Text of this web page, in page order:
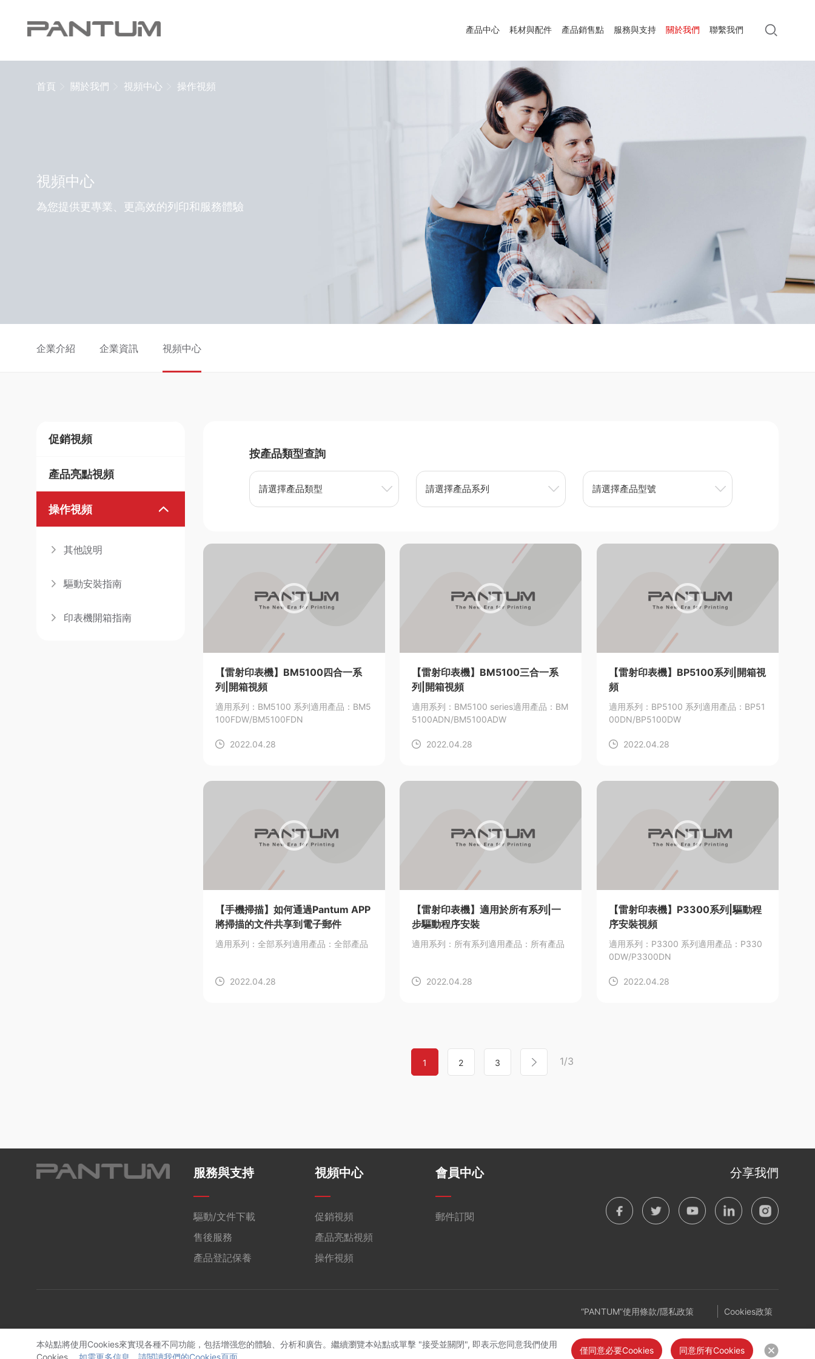
產品中心 耗材與配件 產品銷售點 服務與支持 關於我們 聯繫我們
視頻中心
為您提供更專業、更高效的列印和服務體驗
首頁 關於我們 視頻中心 操作視頻
企業介紹 企業資訊 視頻中心
促銷視頻
產品亮點視頻
操作視頻
其他說明
驅動安裝指南
印表機開箱指南
按產品類型查詢
請選擇產品類型 請選擇產品系列 請選擇產品型號
【雷射印表機】BM5100四合一系
列|開箱視頻
適用系列：BM5100 系列適用產品：BM5
100FDW/BM5100FDN
2022.04.28
【雷射印表機】BM5100三合一系
列|開箱視頻
適用系列：BM5100 series適用產品：BM
5100ADN/BM5100ADW
2022.04.28
【雷射印表機】BP5100系列|開箱視
頻
適用系列：BP5100 系列適用產品：BP51
00DN/BP5100DW
2022.04.28
【手機掃描】如何通過Pantum APP
將掃描的文件共享到電子郵件
適用系列：全部系列適用產品：全部產品
2022.04.28
【雷射印表機】適用於所有系列|一
步驅動程序安裝
適用系列：所有系列適用產品：所有產品
2022.04.28
【雷射印表機】P3300系列|驅動程
序安裝視頻
適用系列：P3300 系列適用產品：P330
0DW/P3300DN
2022.04.28
1 2 3 1/3
服務與支持
驅動/文件下載
售後服務
產品登記保養
視頻中心
促銷視頻
產品亮點視頻
操作視頻
會員中心
郵件訂閱
分享我們
“PANTUM”使用條款/隱私政策 Cookies政策
本站點將使用Cookies來實現各種不同功能，包括增强您的體驗、分析和廣告。繼續瀏覽本站點或單擊 "接受並關閉", 即表示您同意我們使用
Cookies。. 如需更多信息，請閲讀我們的Cookies頁面。.
僅同意必要Cookies 同意所有Cookies